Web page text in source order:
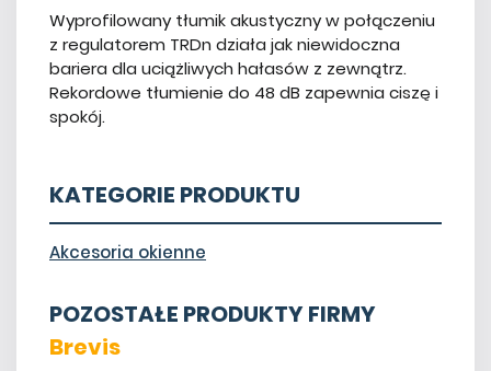
Wyprofilowany tłumik akustyczny w połączeniu
z regulatorem TRDn działa jak niewidoczna
bariera dla uciążliwych hałasów z zewnątrz.
Rekordowe tłumienie do 48 dB zapewnia ciszę i
spokój.
KATEGORIE PRODUKTU
Akcesoria okienne
POZOSTAŁE PRODUKTY FIRMY
Brevis